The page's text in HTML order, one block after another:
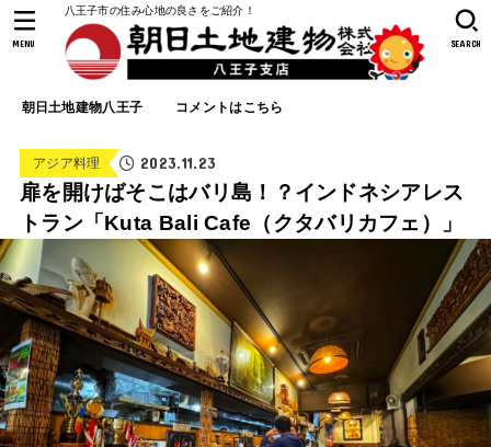
八王子市の住み心地の良さをご紹介！
朝日土地建物八王子 コメントはこちら
SEARCH
MENU
アジア料理 2023.11.23
扉を開けばそこはバリ島！？インドネシアレス
トラン「Kuta Bali Cafe（クタバリカフェ）」